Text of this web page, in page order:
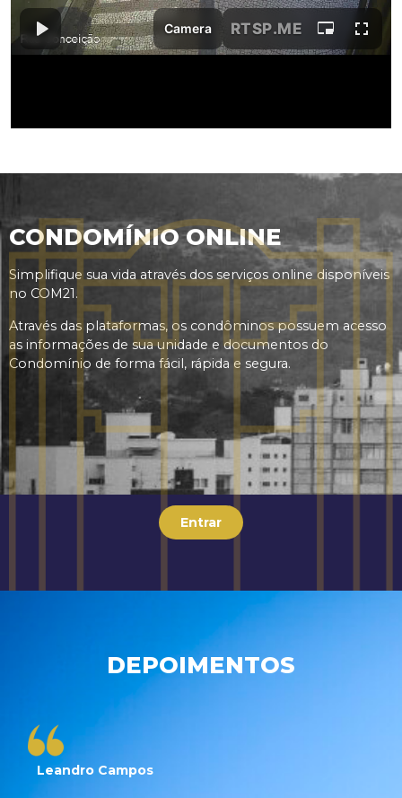
CONDOMÍNIO ONLINE
Simplifique sua vida através dos serviços online disponíveis
no COM21.
Através das plataformas, os condôminos possuem acesso
as informações de sua unidade e documentos do
Condomínio de forma fácil, rápida e segura.
Entrar
DEPOIMENTOS
Leandro Campos